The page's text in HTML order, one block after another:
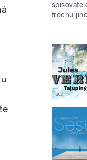
trochu